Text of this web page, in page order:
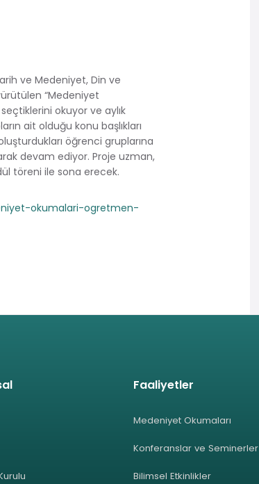
ve Medeniyet, Din ve
“Medeniyet
okuyor ve aylık
ait olduğu konu başlıkları
öğrenci gruplarına
devam ediyor. Proje uzman,
töreni ile sona erecek.
okumalari-ogretmen-
Faaliyetler
Medeniyet Okumaları
Konferanslar ve Seminerler
Bilimsel Etkinlikler